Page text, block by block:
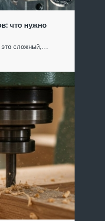
что нужно
это сложный,…